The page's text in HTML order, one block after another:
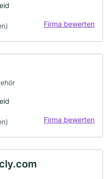
Firma bewerten
Firma bewerten